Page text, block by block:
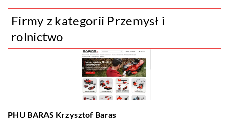
Firmy z kategorii Przemysł i
rolnictwo
PHU BARAS Krzysztof Baras